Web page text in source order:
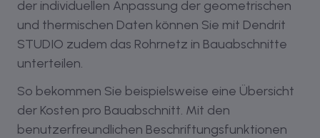
der individuellen Anpassung der geometrischen
und thermischen Daten können Sie mit Dendrit
STUDIO zudem das Rohrnetz in Bauabschnitte
unterteilen.
So bekommen Sie beispielsweise eine Übersicht
der Kosten pro Bauabschnitt. Mit den
benutzerfreundlichen Beschriftungsfunktionen